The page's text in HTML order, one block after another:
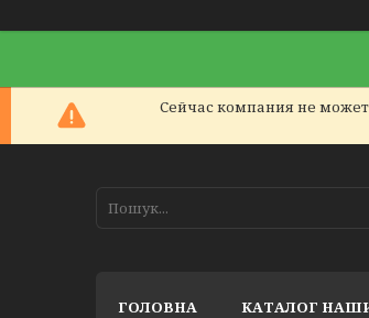
Сейчас компания не может
ГОЛОВНА КАТАЛОГ